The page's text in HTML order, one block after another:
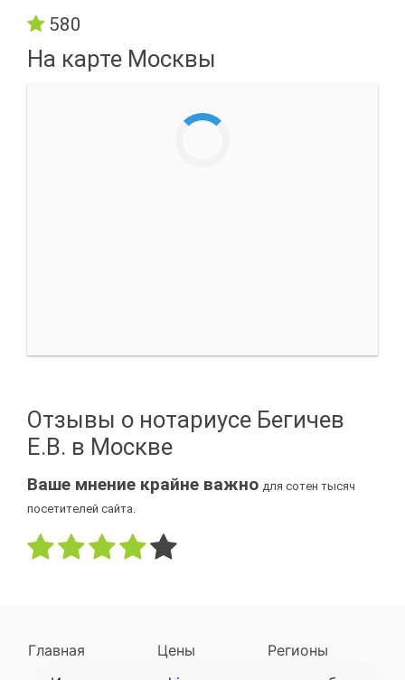
580
На карте Москвы
Отзывы о нотариусе Бегичев
Е.В. в Москве
Ваше мнение крайне важно для сотен тысяч
посетителей сайта.
Главная Цены
Регионы